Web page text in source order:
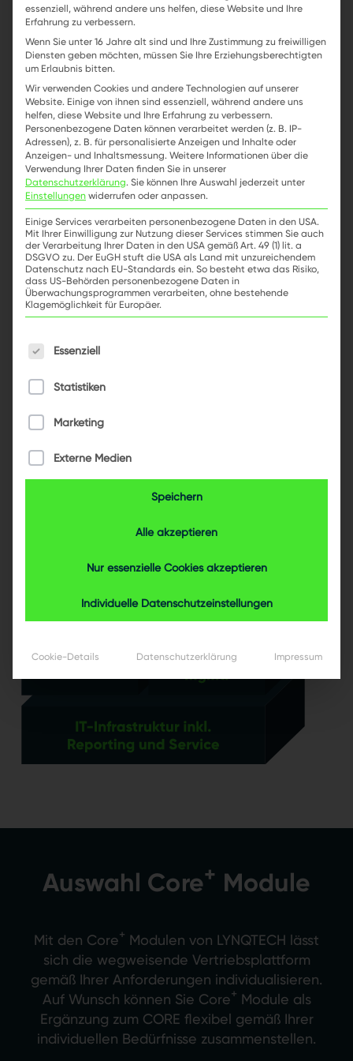
CORE
CORE ist das Herz von LYNQTECH und immer
zentraler Bestandteil der Plattform. Mit CORE
digitalisieren Sie konsequent alle vertrieblichen
Abwicklungsprozesse eines
Energieversorgungsunternehmens – von der
Abrechnung, übers Zahlungsmanagement und
Nebenbuch bis hin zum Customer-
Relationship-Management und Reporting.
Während CORE innovative Lösungen für alle
Kernfunktionalitäten bietet, können Sie mit den
zusätzlichen CORE+Modulen weitere Bereiche
transformieren … denn LYNQTECH bietet nicht
nur eine Lösung, sondern exakt die passende
für Ihre individuellen Anforderungen.
Auswahl Core+ Module
Mit den Core+ Modulen von LYNQTECH lässt
sich die wegweisende Vertriebsplattform
gemäß Ihrer Anforderungen individualisieren.
Auf Wunsch können Sie Core+ Module als
Ergänzung zum CORE flexibel gemäß Ihrer
individuellen Bedürfnisse zusammenstellen.
essenziell, während andere uns helfen, diese Website und Ihre
Erfahrung zu verbessern.
Wenn Sie unter 16 Jahre alt sind und Ihre Zustimmung zu freiwilligen
Diensten geben möchten, müssen Sie Ihre Erziehungsberechtigten
um Erlaubnis bitten.
Wir verwenden Cookies und andere Technologien auf unserer
Website. Einige von ihnen sind essenziell, während andere uns
helfen, diese Website und Ihre Erfahrung zu verbessern.
Personenbezogene Daten können verarbeitet werden (z. B. IP-
Adressen), z. B. für personalisierte Anzeigen und Inhalte oder
Anzeigen- und Inhaltsmessung. Weitere Informationen über die
Verwendung Ihrer Daten finden Sie in unserer
Datenschutzerklärung. Sie können Ihre Auswahl jederzeit unter
Einstellungen widerrufen oder anpassen.
Einige Services verarbeiten personenbezogene Daten in den USA.
Mit Ihrer Einwilligung zur Nutzung dieser Services stimmen Sie auch
der Verarbeitung Ihrer Daten in den USA gemäß Art. 49 (1) lit. a
DSGVO zu. Der EuGH stuft die USA als Land mit unzureichendem
Datenschutz nach EU-Standards ein. So besteht etwa das Risiko,
dass US-Behörden personenbezogene Daten in
Überwachungsprogrammen verarbeiten, ohne bestehende
Klagemöglichkeit für Europäer.
Essenziell
Statistiken
Marketing
Externe Medien
Speichern
Alle akzeptieren
Nur essenzielle Cookies akzeptieren
Individuelle Datenschutzeinstellungen
Cookie-Details Datenschutzerklärung Impressum